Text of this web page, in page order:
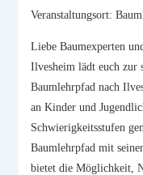
Veranstaltungsort:
Liebe Baumexperten
Ilvesheim lädt euch zur
Baumlehrpfad nach
an Kinder und
Schwierigkeitsstufen
Baumlehrpfad mit
bietet die Möglichkeit,